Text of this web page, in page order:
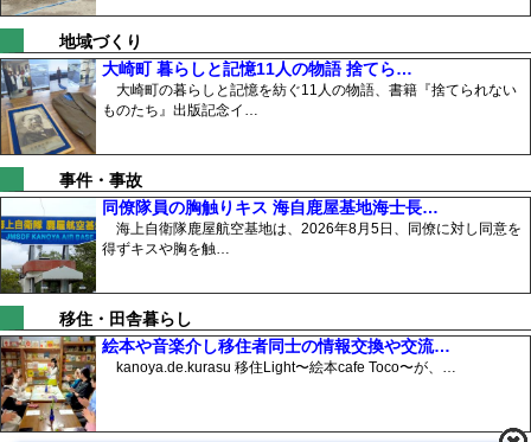
地域づくり
大崎町 暮らしと記憶11人の物語 捨てら…
大崎町の暮らしと記憶を紡ぐ11人の物語、書籍『捨てられない
ものたち』出版記念イ…
事件・事故
同僚隊員の胸触りキス 海自鹿屋基地海士長…
海上自衛隊鹿屋航空基地は、2026年8月5日、同僚に対し同意を
得ずキスや胸を触…
移住・田舎暮らし
絵本や音楽介し移住者同士の情報交換や交流…
kanoya.de.kurasu 移住Light〜絵本cafe Toco〜が、…